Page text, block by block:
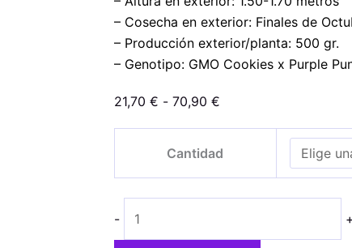
– Cosecha en exterior: Finales de
– Producción exterior/planta: 500 gr.
– Genotipo: GMO Cookies x Purple
21,70 € - 70,90 €Rango
desde
Cantidad
-
Punch
cantidad
+